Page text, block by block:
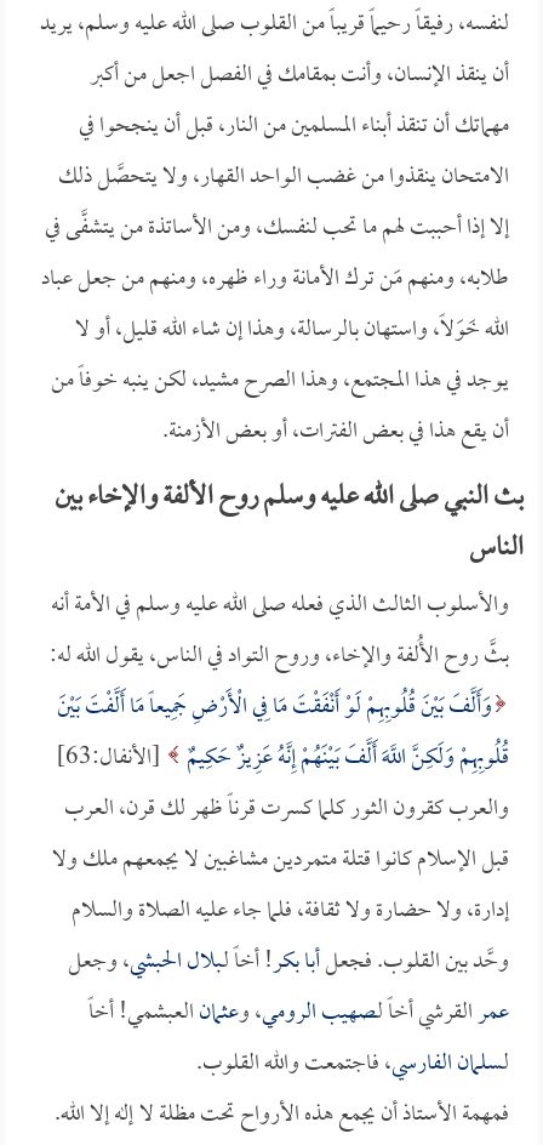
لنفسه، رفيقاً رحيماً قريباً من القلوب صلى الله عليه وسلم، يريد
أن ينقذ الإنسان، وأنت بمقامك في الفصل اجعل من أكبر
مهماتك أن تنقذ أبناء المسلمين من النار، قبل أن ينجحوا في
الامتحان ينقذوا من غضب الواحد القهار، ولا يتحصَّل ذلك
إلا إذا أحببت لهم ما تحب لنفسك، ومن الأساتذة من يتشفَّى في
طلابه، ومنهم مَن ترك الأمانة وراء ظهره، ومنهم من جعل عباد
الله خَوَلاً، واستهان بالرسالة، وهذا إن شاء الله قليل، أو لا
يوجد في هذا المجتمع، وهذا الصرح مشيد، لكن ينبه خوفاً من
أن يقع هذا في بعض الفترات، أو بعض الأزمنة.
بث النبي صلى الله عليه وسلم روح الألفة والإخاء بين
الناس
والأسلوب الثالث الذي فعله صلى الله عليه وسلم في الأمة أنه
بثَّ روح الأُلفة والإخاء، وروح التواد في الناس، يقول الله له:
وَأَلَّفَ بَيْنَ قُلُوبِهِمْ لَوْ أَنْفَقْتَ مَا فِي الْأَرْضِ جَمِيعاً مَا أَلَّفْتَ بَيْنَ
قُلُوبِهِمْ وَلَكِنَّ اللَّهَ أَلَّفَ بَيْنَهُمْ إِنَّهُ عَزِيزٌ حَكِيمٌ
[الأنفال:63]
والعرب كقرون الثور كلما كسرت قرناً ظهر لك قرن، العرب
قبل الإسلام كانوا قتلة متمردين مشاغبين لا يجمعهم ملك ولا
إدارة، ولا حضارة ولا ثقافة، فلما جاء عليه الصلاة والسلام
وحَّد بين القلوب. فجعلأبا بكر! أخاً لـبلال الحبشي، وجعل
عمرالقرشي أخاً لـصهيب الرومي، وعثمانالعبشمي! أخاً
لـسلمان الفارسي، فاجتمعت والله القلوب.
فمهمة الأستاذ أن يجمع هذه الأرواح تحت مظلة لا إله إلا الله.